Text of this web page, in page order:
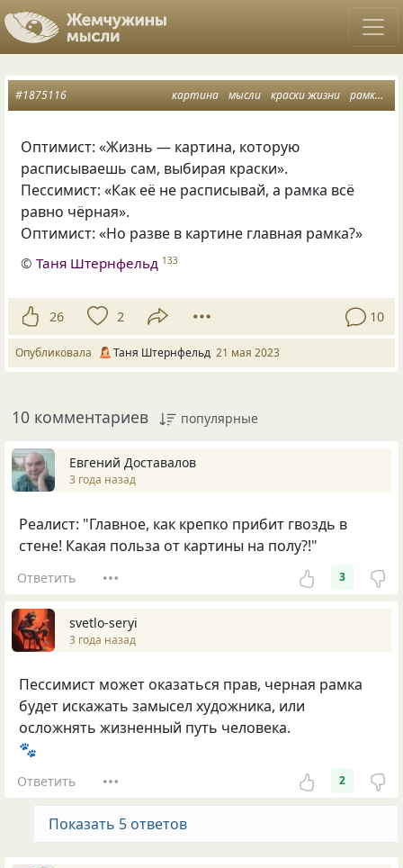
картина мысли краски жизни рамка
#1875116
Оптимист: «Жизнь — картина, которую
расписываешь сам, выбирая краски».
Пессимист: «Как её не расписывай, а рамка всё
равно чёрная».
Оптимист: «Но разве в картине главная рамка?»
©Таня Штернфельд 133
26 2 10
Опубликовала Таня Штернфельд 21 мая 2023
10 комментариев популярные
Евгений Доставалов
3 года назад
Реалист: "Главное, как крепко прибит гвоздь в
стене! Какая польза от картины на полу?!"
Ответить 3
svetlo-seryi
3 года назад
Пессимист может оказаться прав, черная рамка
будет искажать замысел художника, или
осложнять жизненный путь человека.
🐾
Ответить 2
Показать 5 ответов